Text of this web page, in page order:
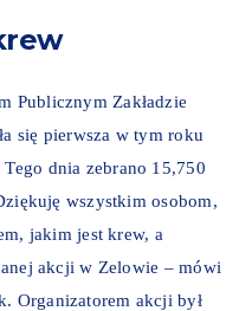
Publicznym Zakładzie
się pierwsza w tym roku
dnia zebrano 15,750
wszystkim osobom,
jakim jest krew, a
akcji w Zelowie – mówi
Organizatorem akcji był